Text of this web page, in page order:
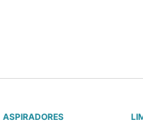
ASPIRADORES